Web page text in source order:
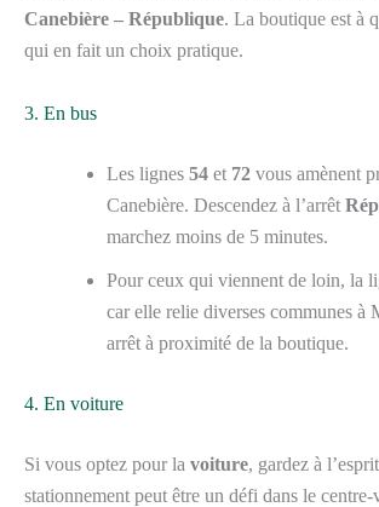
Canebière – République. La boutique est à
qui en fait un choix pratique.
3. En bus
Les lignes 54 et 72 vous amènent
Canebière. Descendez à l’arrêt
marchez moins de 5 minutes.
Pour ceux qui viennent de loin, la
car elle relie diverses communes à
arrêt à proximité de la boutique.
4. En voiture
Si vous optez pour la voiture, gardez à
stationnement peut être un défi dans le